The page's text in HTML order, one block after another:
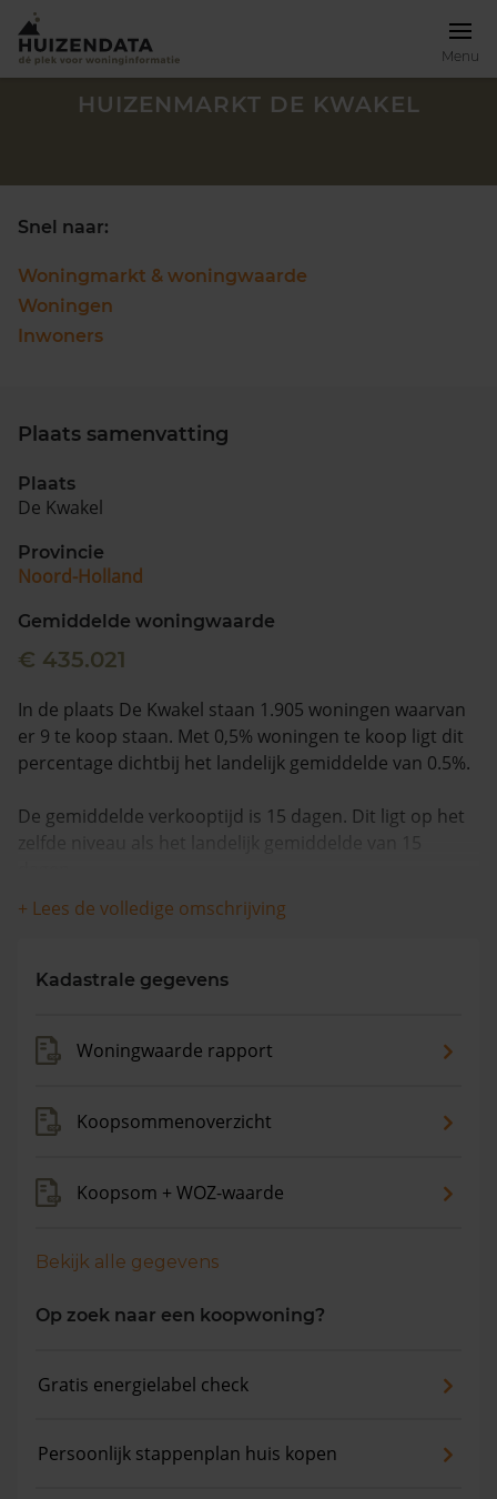
Menu
Zoek een woning
088 220 4200
Maandag t/m vrijdag - 08:00 -18:00
HUIZENMARKT DE KWAKEL
Snel naar:
Woningmarkt & woningwaarde
Woningen
Inwoners
Plaats samenvatting
Plaats
De Kwakel
Provincie
Noord-Holland
Gemiddelde woningwaarde
€ 435.021
In de plaats De Kwakel staan 1.905 woningen waarvan
er 9 te koop staan. Met 0,5% woningen te koop ligt dit
percentage dichtbij het landelijk gemiddelde van 0.5%.
De gemiddelde verkooptijd is 15 dagen. Dit ligt op het
zelfde niveau als het landelijk gemiddelde van 15
De gemiddelde huizenprijs is €501.306. De gemiddelde
de gemiddelde woningwaarde met 6,7% gestegen.
+ Lees de volledige omschrijving
Kadastrale gegevens
Woningwaarde rapport
Koopsommenoverzicht
Koopsom + WOZ-waarde
Bekijk alle gegevens
Op zoek naar een koopwoning?
Gratis energielabel check
Persoonlijk stappenplan huis kopen